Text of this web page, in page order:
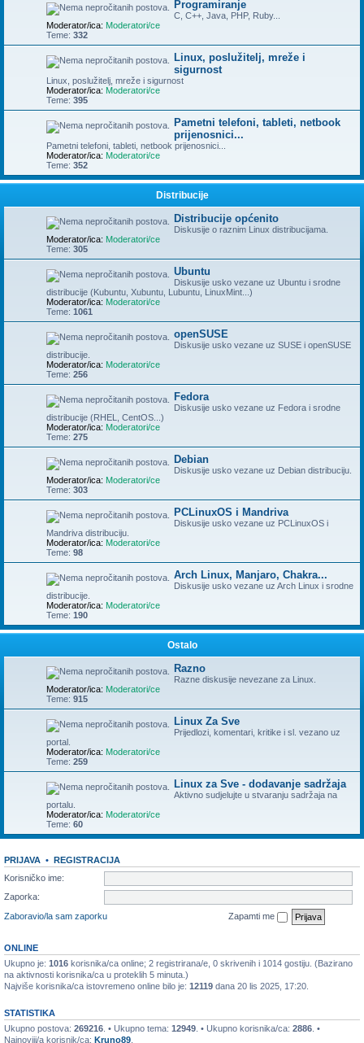
Programiranje
C, C++, Java, PHP, Ruby...
Moderator/ica: Moderatori/ce
Teme: 332
Linux, poslužitelj, mreže i
sigurnost
Linux, poslužitelj, mreže i sigurnost
Moderator/ica: Moderatori/ce
Teme: 395
Pametni telefoni, tableti, netbook
prijenosnici...
Pametni telefoni, tableti, netbook prijenosnici...
Moderator/ica: Moderatori/ce
Teme: 352
Distribucije
Distribucije općenito
Diskusije o raznim Linux distribucijama.
Moderator/ica: Moderatori/ce
Teme: 305
Ubuntu
Diskusije usko vezane uz Ubuntu i srodne
distribucije (Kubuntu, Xubuntu, Lubuntu, LinuxMint...)
Moderator/ica: Moderatori/ce
Teme: 1061
openSUSE
Diskusije usko vezane uz SUSE i openSUSE
distribucije.
Moderator/ica: Moderatori/ce
Teme: 256
Fedora
Diskusije usko vezane uz Fedora i srodne
distribucije (RHEL, CentOS...)
Moderator/ica: Moderatori/ce
Teme: 275
Debian
Diskusije usko vezane uz Debian distribuciju.
Moderator/ica: Moderatori/ce
Teme: 303
PCLinuxOS i Mandriva
Diskusije usko vezane uz PCLinuxOS i
Mandriva distribuciju.
Moderator/ica: Moderatori/ce
Teme: 98
Arch Linux, Manjaro, Chakra...
Diskusije usko vezane uz Arch Linux i srodne
distribucije.
Moderator/ica: Moderatori/ce
Teme: 190
Ostalo
Razno
Razne diskusije nevezane za Linux.
Moderator/ica: Moderatori/ce
Teme: 915
Linux Za Sve
Prijedlozi, komentari, kritike i sl. vezano uz
portal.
Moderator/ica: Moderatori/ce
Teme: 259
Linux za Sve - dodavanje sadržaja
Aktivno sudjelujte u stvaranju sadržaja na
portalu.
Moderator/ica: Moderatori/ce
Teme: 60
PRIJAVA • REGISTRACIJA
Korisničko ime:
Zaporka:
Zaboravio/la sam zaporku
Zapamti me
ONLINE
Ukupno je: 1016 korisnika/ca online; 2 registrirana/e, 0 skrivenih i 1014 gostiju. (Bazirano
na aktivnosti korisnika/ca u proteklih 5 minuta.)
Najviše korisnika/ca istovremeno online bilo je: 12119 dana 20 lis 2025, 17:20.
STATISTIKA
Ukupno postova: 269216 . • Ukupno tema: 12949 . • Ukupno korisnika/ca: 2886 . •
Najnoviji/a korisnik/ca: Kruno89